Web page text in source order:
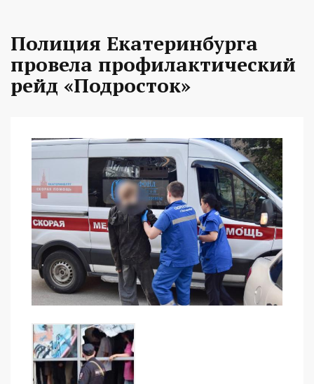
Полиция Екатеринбурга
провела профилактический
рейд «Подросток»